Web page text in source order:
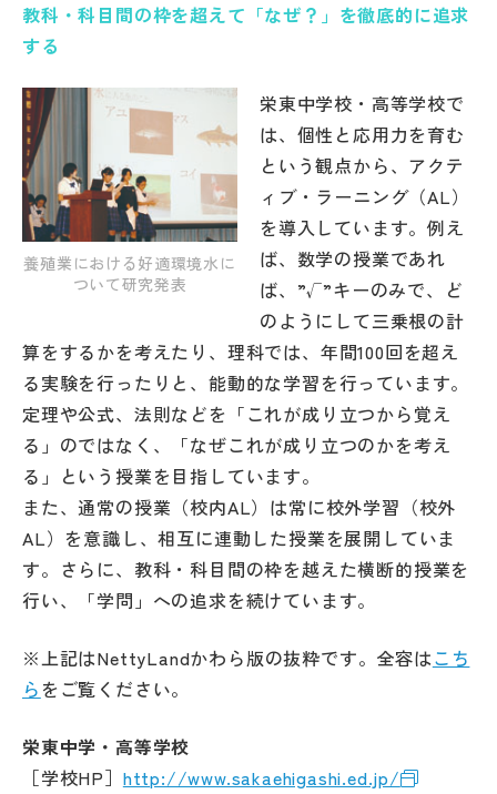
特集
NettyLandかわら版
その他
お問い合わせ
サイトマップ
運営会社
教科・科目間の枠を超えて「なぜ？」を徹底的に追求
する
養殖業における好適環境水に
ついて研究発表
栄東中学校・高等学校で
は、個性と応用力を育む
という観点から、アクテ
ィブ・ラーニング（AL）
を導入しています。例え
ば、数学の授業であれ
ば、”√”キーのみで、ど
のようにして三乗根の計
算をするかを考えたり、理科では、年間100回を超え
る実験を行ったりと、能動的な学習を行っています。
定理や公式、法則などを「これが成り立つから覚え
る」のではなく、「なぜこれが成り立つのかを考え
る」という授業を目指しています。
また、通常の授業（校内AL）は常に校外学習（校外
AL）を意識し、相互に連動した授業を展開していま
す。さらに、教科・科目間の枠を越えた横断的授業を
行い、「学問」への追求を続けています。
※上記はNettyLandかわら版の抜粋です。全容はこち
ら をご覧ください。
栄東中学・高等学校
［学校HP］ http://www.sakaehigashi.ed.jp/